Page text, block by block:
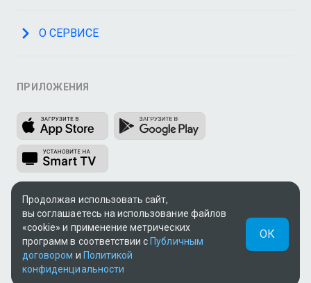
О СЕРВИСЕ
ПРИЛОЖЕНИЯ
МЫ В СОЦСЕТЯХ
Продолжая использовать сайт,
вы соглашаетесь на использование файлов
«cookie» и применение метрических
программ в соответствии с Публичным
договором и Политикой
конфиденциальности
ОК